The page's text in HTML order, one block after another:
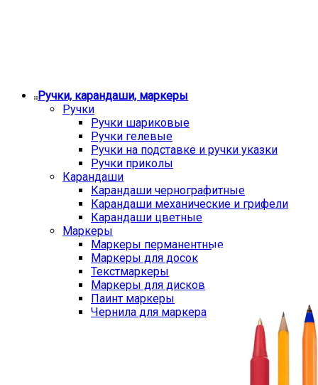
Ручки, карандаши, маркеры
Ручки
Ручки шариковые
Ручки гелевые
Ручки на подставке и ручки указки
Ручки приколы
Карандаши
Карандаши чернографитные
Карандаши механические и грифели
Карандаши цветные
Маркеры
Маркеры перманентные
Маркеры для досок
Текстмаркеры
Маркеры для дисков
Паинт маркеры
Чернила для маркера